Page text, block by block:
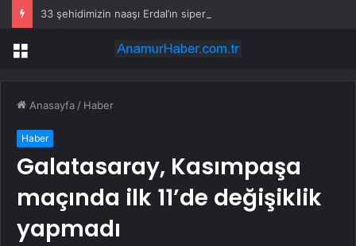
33 şehidimizin naaşı Erdal’ın siperi oldu
Menü
Anasayfa / Haber
Haber
Galatasaray, Kasımpaşa
maçında ilk 11’de değişiklik
yapmadı